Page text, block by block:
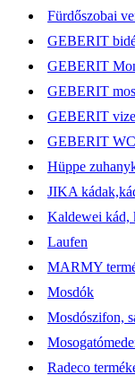
Fürdőszobai
GEBERIT
GEBERIT
GEBERIT
GEBERIT
GEBERIT WC
Hüppe
JIKA
Kaldewei kád,
Laufen
MARMY
Mosdók
Mosdószifon,
Radeco